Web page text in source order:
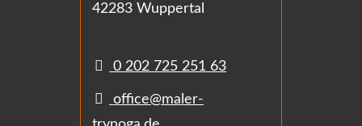
42283 Wuppertal
0 202 725 251 63
office@maler-